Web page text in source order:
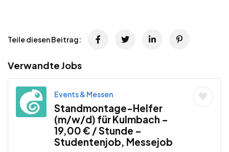
Teile diesen Beitrag:
Verwandte Jobs
Events & Messen
Standmontage-Helfer
(m/w/d) für Kulmbach –
19,00 € / Stunde –
Studentenjob, Messejob